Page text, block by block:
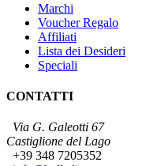
Marchi
Voucher Regalo
Affiliati
Lista dei Desideri
Speciali
CONTATTI
Via G. Galeotti 67
Castiglione del Lago
+39 348 7205352